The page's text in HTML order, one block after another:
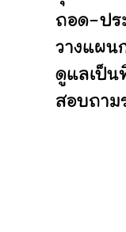
ถอด-ปร
วางแผน
ดูแลเป็น
สอบถาม